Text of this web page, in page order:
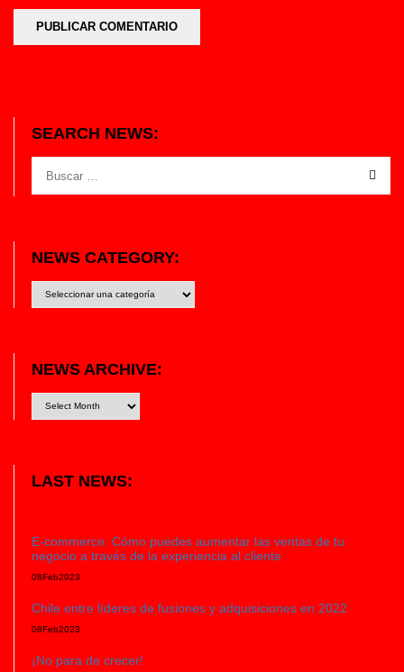
SEARCH NEWS:
NEWS CATEGORY:
category:
NEWS ARCHIVE:
LAST NEWS:
E-commerce: Cómo puedes aumentar las ventas de tu
negocio a través de la experiencia al cliente
08Feb2023
Chile entre líderes de fusiones y adquisiciones en 2022
08Feb2023
¡No para de crecer!